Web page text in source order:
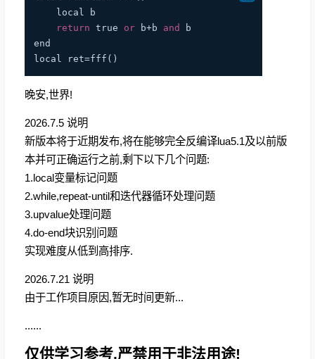
    local b
return true or b+b and
b
end
晚安,世界!
2026.7.5 说明
新版本将于近期发布,将在能够完全反编译lua5.1及以前版
本并可正确运行之前,剩下以下几个问题:
1.local变量标记问题
2.while,repeat-until和迭代器循环处理问题
3.upvalue处理问题
4.do-end块识别问题
实现难度从低到高排序.
2026.7.21 说明
由于工作项目原因,暂无时间更新...
......
仅供学习参考,严禁用于非法用途!